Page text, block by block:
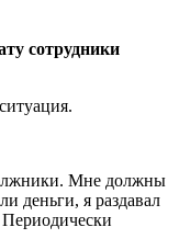
сотрудники
Мне должны
деньги, я раздавал
Периодически